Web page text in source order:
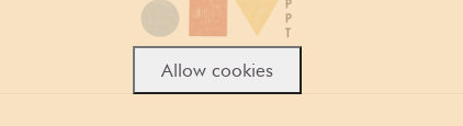
Allow cookies